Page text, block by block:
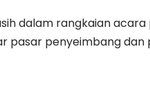
dalam rangkaian acara
pasar penyeimbang dan